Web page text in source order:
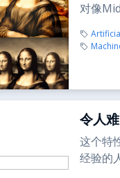
对像
令人
这个特
经验的